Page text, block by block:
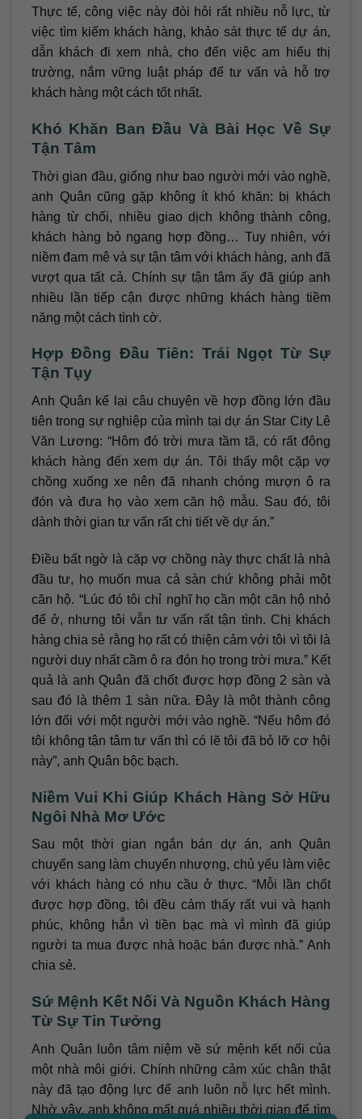
Thực tế, công việc này đòi hỏi rất nhiều nỗ lực, từ
việc tìm kiếm khách hàng, khảo sát thực tế dự án,
dẫn khách đi xem nhà, cho đến việc am hiểu thị
trường, nắm vững luật pháp để tư vấn và hỗ trợ
khách hàng một cách tốt nhất.
Khó Khăn Ban Đầu Và Bài Học Về Sự
Tận Tâm
Thời gian đầu, giống như bao người mới vào nghề,
anh Quân cũng gặp không ít khó khăn: bị khách
hàng từ chối, nhiều giao dịch không thành công,
khách hàng bỏ ngang hợp đồng… Tuy nhiên, với
niềm đam mê và sự tận tâm với khách hàng, anh đã
vượt qua tất cả. Chính sự tận tâm ấy đã giúp anh
nhiều lần tiếp cận được những khách hàng tiềm
năng một cách tình cờ.
Hợp Đồng Đầu Tiên: Trái Ngọt Từ Sự
Tận Tụy
Anh Quân kể lại câu chuyện về hợp đồng lớn đầu
tiên trong sự nghiệp của mình tại dự án Star City Lê
Văn Lương: “Hôm đó trời mưa tầm tã, có rất đông
khách hàng đến xem dự án. Tôi thấy một cặp vợ
chồng xuống xe nên đã nhanh chóng mượn ô ra
đón và đưa họ vào xem căn hộ mẫu. Sau đó, tôi
dành thời gian tư vấn rất chi tiết về dự án.”
Điều bất ngờ là cặp vợ chồng này thực chất là nhà
đầu tư, họ muốn mua cả sàn chứ không phải một
căn hộ. “Lúc đó tôi chỉ nghĩ họ cần một căn hộ nhỏ
để ở, nhưng tôi vẫn tư vấn rất tận tình. Chị khách
hàng chia sẻ rằng họ rất có thiện cảm với tôi vì tôi là
người duy nhất cầm ô ra đón họ trong trời mưa.” Kết
quả là anh Quân đã chốt được hợp đồng 2 sàn và
sau đó là thêm 1 sàn nữa. Đây là một thành công
lớn đối với một người mới vào nghề. “Nếu hôm đó
tôi không tận tâm tư vấn thì có lẽ tôi đã bỏ lỡ cơ hội
này”, anh Quân bộc bạch.
Niềm Vui Khi Giúp Khách Hàng Sở Hữu
Ngôi Nhà Mơ Ước
Sau một thời gian ngắn bán dự án, anh Quân
chuyển sang làm chuyển nhượng, chủ yếu làm việc
với khách hàng có nhu cầu ở thực. “Mỗi lần chốt
được hợp đồng, tôi đều cảm thấy rất vui và hạnh
phúc, không hẳn vì tiền bạc mà vì mình đã giúp
người ta mua được nhà hoặc bán được nhà.” Anh
chia sẻ.
Sứ Mệnh Kết Nối Và Nguồn Khách Hàng
Từ Sự Tin Tưởng
Anh Quân luôn tâm niệm về sứ mệnh kết nối của
một nhà môi giới. Chính những cảm xúc chân thật
này đã tạo động lực để anh luôn nỗ lực hết mình.
Nhờ vậy, anh không mất quá nhiều thời gian để tìm